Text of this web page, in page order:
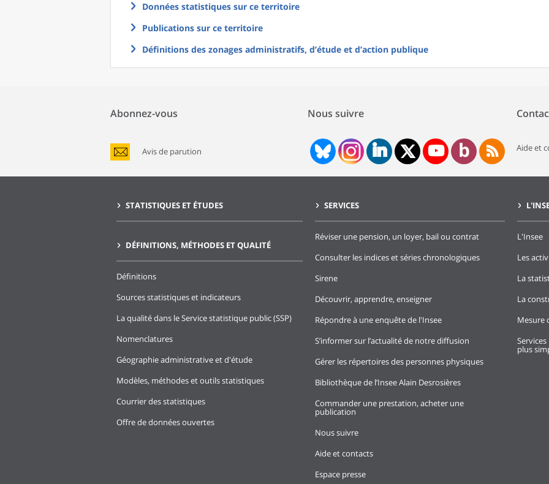
Données statistiques sur ce territoire
Publications sur ce territoire
Définitions des zonages administratifs, d’étude et d’action publique
Abonnez-vous
Avis de parution
Nous suivre
Aide et
STATISTIQUES ET ÉTUDES
DÉFINITIONS, MÉTHODES ET QUALITÉ
Définitions
Sources statistiques et indicateurs
La qualité dans le Service statistique public (SSP)
Nomenclatures
Géographie administrative et d'étude
Modèles, méthodes et outils statistiques
Courrier des statistiques
Offre de données ouvertes
SERVICES
Réviser une pension, un loyer, bail ou contrat
Consulter les indices et séries chronologiques
Sirene
Découvrir, apprendre, enseigner
Répondre à une enquête de l'Insee
S’informer sur l’actualité de notre diffusion
Gérer les répertoires des personnes physiques
Bibliothèque de l’Insee Alain Desrosières
Commander une prestation, acheter une
publication
Nous suivre
Aide et contacts
Espace presse
L'Insee
Les
La
La
Mesure
plus